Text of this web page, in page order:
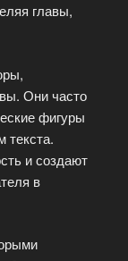
главы,
Они часто
фигуры
текста.
и создают
в